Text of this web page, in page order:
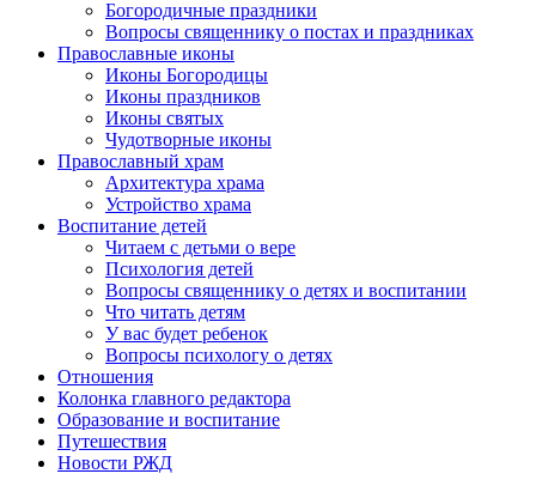
Богородичные праздники
Вопросы священнику о постах и праздниках
Православные иконы
Иконы Богородицы
Иконы праздников
Иконы святых
Чудотворные иконы
Православный храм
Архитектура храма
Устройство храма
Воспитание детей
Читаем с детьми о вере
Психология детей
Вопросы священнику о детях и воспитании
Что читать детям
У вас будет ребенок
Вопросы психологу о детях
Отношения
Колонка главного редактора
Образование и воспитание
Путешествия
Новости РЖД